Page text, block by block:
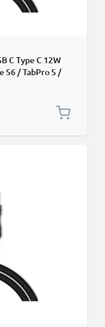
C Type C 12W
S6 / TabPro S /
12.6 / Active 2